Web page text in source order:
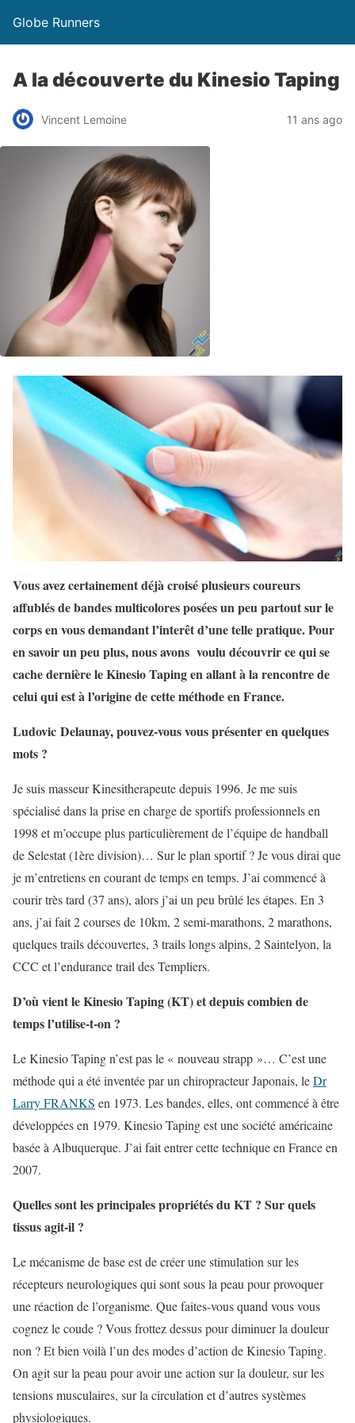
Globe Runners
A la découverte du Kinesio Taping
Vincent Lemoine 11 ans ago
Vous avez certainement déjà croisé plusieurs coureurs
affublés de bandes multicolores posées un peu partout sur le
corps en vous demandant l’interêt d’une telle pratique. Pour
en savoir un peu plus, nous avons voulu découvrir ce qui se
cache dernière le Kinesio Taping en allant à la rencontre de
celui qui est à l’origine de cette méthode en France.
Ludovic Delaunay, pouvez-vous vous présenter en quelques
mots ?
Je suis masseur Kinesitherapeute depuis 1996. Je me suis
spécialisé dans la prise en charge de sportifs professionnels en
1998 et m’occupe plus particulièrement de l’équipe de handball
de Selestat (1ère division)… Sur le plan sportif ? Je vous dirai que
je m’entretiens en courant de temps en temps. J’ai commencé à
courir très tard (37 ans), alors j’ai un peu brûlé les étapes. En 3
ans, j’ai fait 2 courses de 10km, 2 semi-marathons, 2 marathons,
quelques trails découvertes, 3 trails longs alpins, 2 Saintelyon, la
CCC et l’endurance trail des Templiers.
D’où vient le Kinesio Taping (KT) et depuis combien de
temps l’utilise-t-on ?
Le Kinesio Taping n’est pas le « nouveau strapp »… C’est une
méthode qui a été inventée par un chiropracteur Japonais, leDr
Larry FRANKS en 1973. Les bandes, elles, ont commencé à être
développées en 1979. Kinesio Taping est une société américaine
basée à Albuquerque. J’ai fait entrer cette technique en France en
2007.
Quelles sont les principales propriétés du KT ? Sur quels
tissus agit-il ?
Le mécanisme de base est de créer une stimulation sur les
récepteurs neurologiques qui sont sous la peau pour provoquer
une réaction de l’organisme. Que faites-vous quand vous vous
cognez le coude ? Vous frottez dessus pour diminuer la douleur
non ? Et bien voilà l’un des modes d’action de Kinesio Taping.
On agit sur la peau pour avoir une action sur la douleur, sur les
tensions musculaires, sur la circulation et d’autres systèmes
physiologiques.